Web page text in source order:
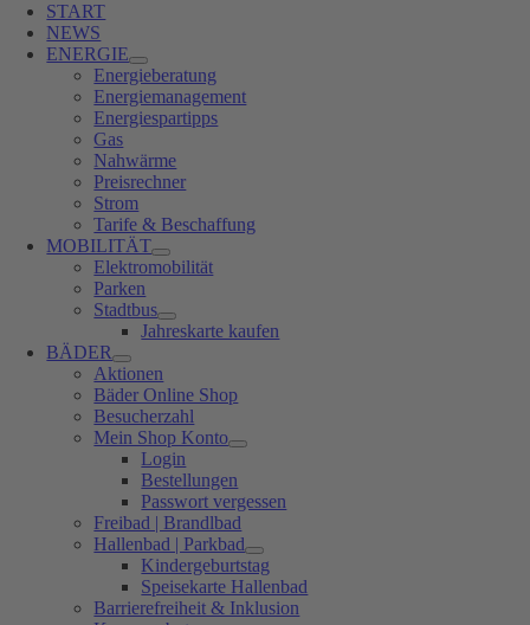
START
NEWS
ENERGIE
Energieberatung
Energiemanagement
Energiespartipps
Gas
Nahwärme
Preisrechner
Strom
Tarife & Beschaffung
MOBILITÄT
Elektromobilität
Parken
Stadtbus
Jahreskarte kaufen
BÄDER
Aktionen
Bäder Online Shop
Besucherzahl
Mein Shop Konto
Login
Bestellungen
Passwort vergessen
Freibad | Brandlbad
Hallenbad | Parkbad
Kindergeburtstag
Speisekarte Hallenbad
Barrierefreiheit & Inklusion